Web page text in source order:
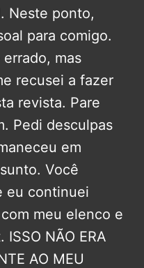
Neste ponto,
para comigo.
mas
recusei a fazer
revista. Pare
Pedi desculpas
em
Você
eu continuei
meu elenco e
NÃO ERA
AO MEU